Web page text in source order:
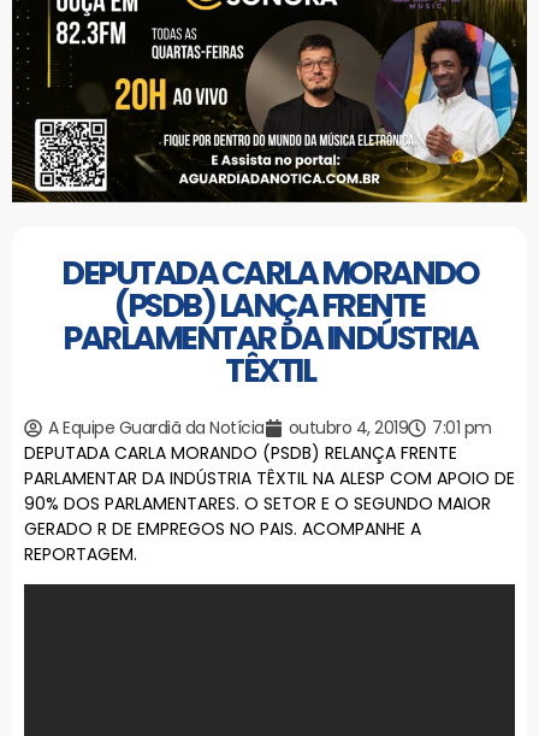
DEPUTADA CARLA MORANDO
(PSDB) LANÇA FRENTE
PARLAMENTAR DA INDÚSTRIA
TÊXTIL
A Equipe Guardiã da Notícia outubro 4, 2019
7:01 pm
DEPUTADA CARLA MORANDO (PSDB) RELANÇA FRENTE
PARLAMENTAR DA INDÚSTRIA TÊXTIL NA ALESP COM APOIO DE
90% DOS PARLAMENTARES. O SETOR E O SEGUNDO MAIOR
GERADO R DE EMPREGOS NO PAIS. ACOMPANHE A
REPORTAGEM.